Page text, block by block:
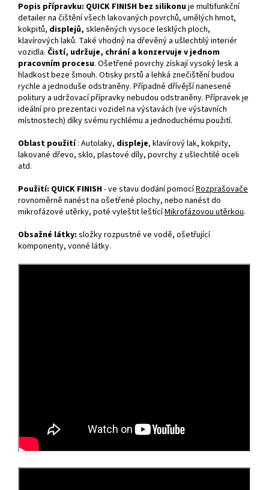
Popis přípravku: QUICK FINISH bez silikonuje multifunkční
detailer na čištění všech lakovaných povrchů, umělých hmot,
kokpitů, displejů, skleněných vysoce lesklých ploch,
klavírových laků. Také vhodný na dřevěný a ušlechtilý interiér
vozidla. Čistí, udržuje, chrání a konzervuje v jednom
pracovním procesu. Ošetřené povrchy získají vysoký lesk a
hladkost beze šmouh. Otisky prstů a lehká znečištění budou
rychle a jednoduše odstraněny. Případné dřívější nanesené
politury a udržovací přípravky nebudou odstraněny. Přípravek je
ideální pro prezentaci vozidel na výstavách (ve výstavních
místnostech) díky svému rychlému a jednoduchému použití.
Oblast použití: Autolaky, displeje, klavírový lak, kokpity,
lakované dřevo, sklo, plastové díly, povrchy z ušlechtilé oceli
atd.
Použití: QUICK FINISH- ve stavu dodání pomocíRozprašovače
rovnoměrně nanést na ošetřené plochy, nebo nanést do
mikrofázové utěrky, poté vyleštit leštícíMikrofázovou utěrkou.
Obsažné látky: složky rozpustné ve vodě, ošetřující
komponenty, vonné látky.